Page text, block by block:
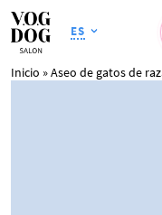
ES
Inicio »Aseo de gatos de